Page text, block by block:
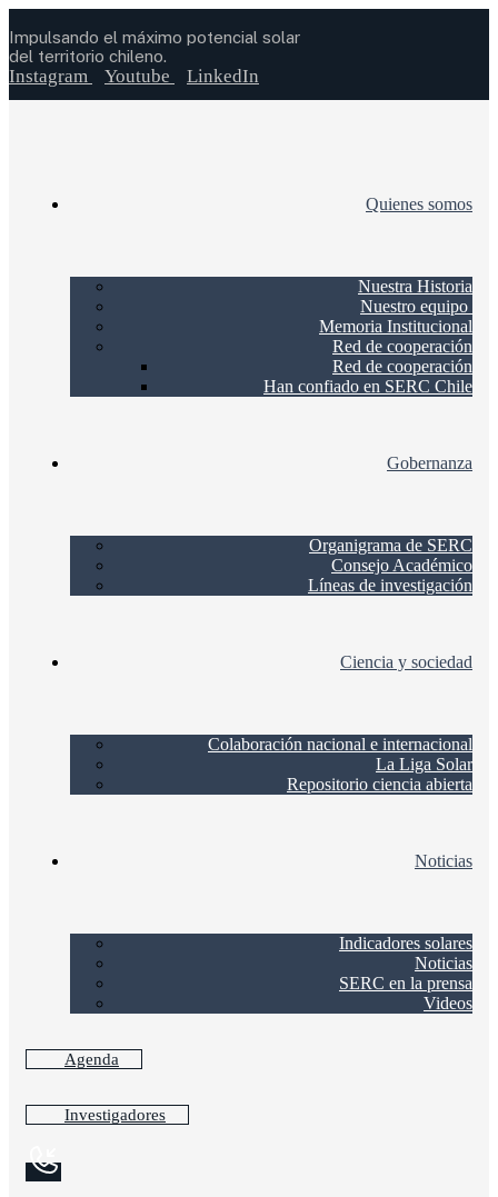
Impulsando el máximo potencial solar
del territorio chileno.
Instagram Youtube LinkedIn
Quienes somos
Nuestra Historia
Nuestro equipo
Memoria Institucional
Red de cooperación
Red de cooperación
Han confiado en SERC Chile
Gobernanza
Organigrama de SERC
Consejo Académico
Líneas de investigación
Ciencia y sociedad
Colaboración nacional e internacional
La Liga Solar
Repositorio ciencia abierta
Noticias
Indicadores solares
Noticias
SERC en la prensa
Videos
Agenda
Investigadores